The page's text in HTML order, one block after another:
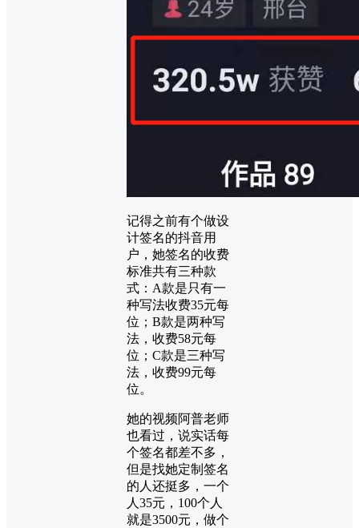
记得之前有个做设
计签名的抖音用
户，她签名的收费
标准共有三种款
式：A款是只有一
种写法收费35元每
位；B款是两种写
法，收费58元每
位；C款是三种写
法，收费99元每
位。
她的视频阿普老师
也看过，说实话每
个签名都差不多，
但是找她定制签名
的人还挺多，一个
人35元，100个人
就是3500元，做个